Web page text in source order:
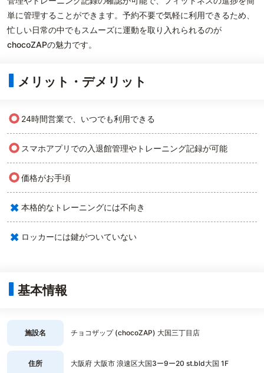
単に管理することができます。予約不要で気軽に利用できるため、
忙しい日常の中でもスムーズに運動を取り入れられるのが
chocoZAPの魅力です。
メリット・デメリット
○ 24時間営業で、いつでも利用できる
○ スマホアプリでの入退館管理やトレーニング記録が可能
○価格がお手頃
× 本格的なトレーニングには不向き
× ロッカーには鍵がついていない
基本情報
施設名 チョコザップ (chocoZAP) 大国三丁目店
住所 大阪府 大阪市 浪速区大国3ー9ー20 st.bld大国 1F